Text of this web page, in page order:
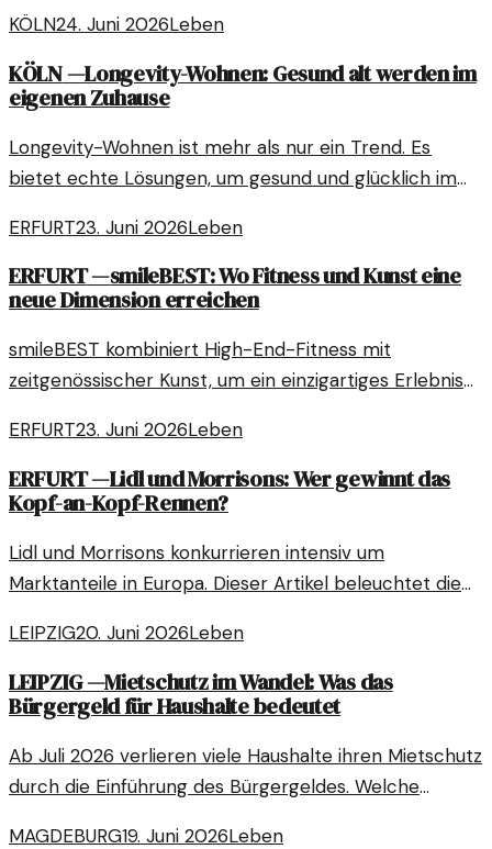
Ohren, sondern auch die Seele berührt.
KÖLN24. Juni 2026Leben
KÖLN—Longevity-Wohnen: Gesund alt werden im
eigenen Zuhause
Longevity-Wohnen ist mehr als nur ein Trend. Es
bietet echte Lösungen, um gesund und glücklich im
profitieren können.
ERFURT23. Juni 2026Leben
ERFURT—smileBEST: Wo Fitness und Kunst eine
neue Dimension erreichen
smileBEST kombiniert High-End-Fitness mit
zeitgenössischer Kunst, um ein einzigartiges Erlebnis
und visueller Inspiration.
ERFURT23. Juni 2026Leben
ERFURT—Lidl und Morrisons: Wer gewinnt das
Kopf-an-Kopf-Rennen?
Lidl und Morrisons konkurrieren intensiv um
Marktanteile in Europa. Dieser Artikel beleuchtet die
Einzelhandelsgiganten.
LEIPZIG20. Juni 2026Leben
LEIPZIG—Mietschutz im Wandel: Was das
Bürgergeld für Haushalte bedeutet
Ab Juli 2026 verlieren viele Haushalte ihren Mietschutz
durch die Einführung des Bürgergeldes. Welche
MAGDEBURG19. Juni 2026Leben